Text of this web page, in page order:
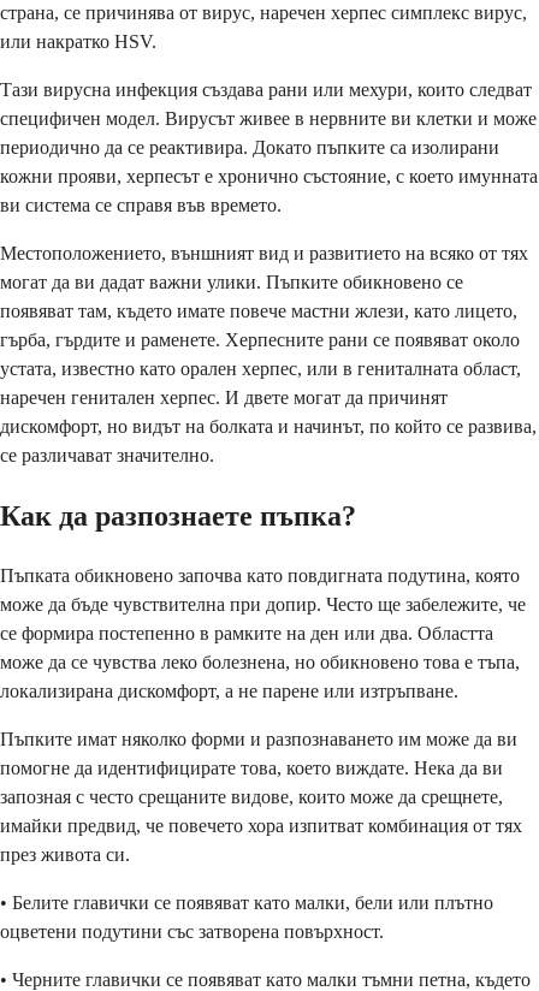
страна, се причинява от вирус, наречен херпес симплекс вирус,
или накратко HSV.
Тази вирусна инфекция създава рани или мехури, които следват
специфичен модел. Вирусът живее в нервните ви клетки и може
периодично да се реактивира. Докато пъпките са изолирани
кожни прояви, херпесът е хронично състояние, с което имунната
ви система се справя във времето.
Местоположението, външният вид и развитието на всяко от тях
могат да ви дадат важни улики. Пъпките обикновено се
появяват там, където имате повече мастни жлези, като лицето,
гърба, гърдите и раменете. Херпесните рани се появяват около
устата, известно като орален херпес, или в гениталната област,
наречен генитален херпес. И двете могат да причинят
дискомфорт, но видът на болката и начинът, по който се развива,
се различават значително.
Как да разпознаете пъпка?
Пъпката обикновено започва като повдигната подутина, която
може да бъде чувствителна при допир. Често ще забележите, че
се формира постепенно в рамките на ден или два. Областта
може да се чувства леко болезнена, но обикновено това е тъпа,
локализирана дискомфорт, а не парене или изтръпване.
Пъпките имат няколко форми и разпознаването им може да ви
помогне да идентифицирате това, което виждате. Нека да ви
запозная с често срещаните видове, които може да срещнете,
имайки предвид, че повечето хора изпитват комбинация от тях
през живота си.
• Белите главички се появяват като малки, бели или плътно
оцветени подутини със затворена повърхност.
• Черните главички се появяват като малки тъмни петна, където